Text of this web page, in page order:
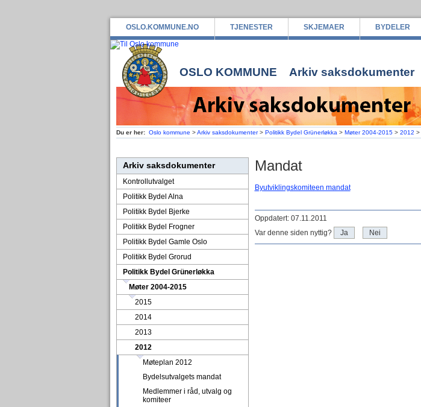
OSLO.KOMMUNE.NO TJENESTER SKJEMAER BYDELER
OSLO KOMMUNE Arkiv saksdokumenter
Du er her: Oslo kommune >Arkiv saksdokumenter> Politikk Bydel Grünerløkka > Møter 2004-2015> 2012 >
Arkiv saksdokumenter
Kontrollutvalget
Politikk Bydel Alna
Politikk Bydel Bjerke
Politikk Bydel Frogner
Politikk Bydel Gamle Oslo
Politikk Bydel Grorud
Politikk Bydel Grünerløkka
Møter 2004-2015
2015
2014
2013
2012
Møteplan 2012
Bydelsutvalgets mandat
Medlemmer i råd, utvalg og
komiteer
Mandat
Byutviklingskomiteen mandat
Oppdatert: 07.11.2011
Var denne siden nyttig? Ja Nei